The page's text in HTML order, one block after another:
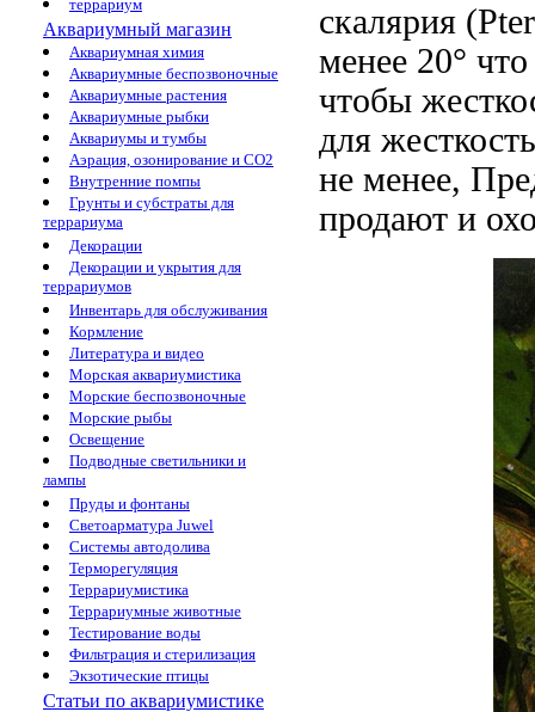
террариум
Аквариумный магазин
Аквариумная химия
Аквариумные беспозвоночные
Аквариумные растения
Аквариумные рыбки
Аквариумы и тумбы
Аэрация, озонирование и CO2
Внутренние помпы
Грунты и субстраты для
террариума
Декорации
Декорации и укрытия для
террариумов
Инвентарь для обслуживания
Кормление
Литература и видео
Морская аквариумистика
Морские беспозвоночные
Морские рыбы
Освещение
Подводные светильники и
лампы
Пруды и фонтаны
Светоарматура Juwel
Системы автодолива
Терморегуляция
Террариумистика
Террариумные животные
Тестирование воды
Фильтрация и стерилизация
Экзотические птицы
Статьи по аквариумистике
скалярия
менее 20°
чтобы
для
не менее,
продают и